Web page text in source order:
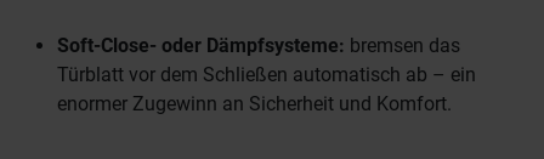
Soft-Close- oder Dämpfsysteme: bremsen das
Türblatt vor dem Schließen automatisch ab – ein
enormer Zugewinn an Sicherheit und Komfort.